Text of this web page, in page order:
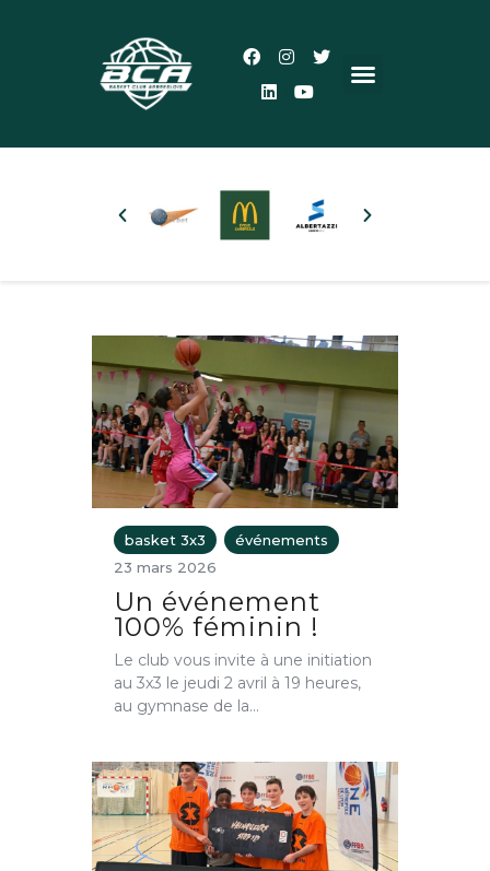
Accueil
Actualités
Autres pratiques
Partenaires
Boutique
Plus d’infos
basket 3x3
événements
23 mars 2026
Un événement
100% féminin !
Le club vous invite à une initiation
au 3x3 le jeudi 2 avril à 19 heures,
au gymnase de la…